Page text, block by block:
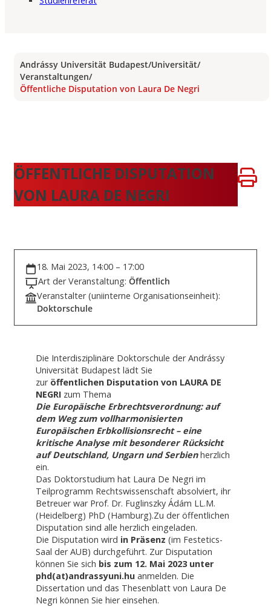
Andrássy Universität Budapest/Universität/
Veranstaltungen/
Öffentliche Disputation von Laura De Negri
ÖFFENTLICHE DISPUTATION
VON LAURA DE NEGRI
18. Mai 2023, 14:00 – 17:00
Art der Veranstaltung: Öffentlich
Veranstalter (uniinterne Organisationseinheit):
Doktorschule
Die Interdisziplinäre Doktorschule der Andrássy
Universität Budapest lädt Sie
zur öffentlichen Disputation von LAURA DE
NEGRIzum Thema
Die Europäische Erbrechtsverordnung: auf
dem Weg zum vollharmonisierten
Europäischen Erbkollisionsrecht – eine
kritische Analyse mit besonderer Rücksicht
auf Deutschland, Ungarn und Serbienherzlich
ein.
Das Doktorstudium hat Laura De Negri im
Teilprogramm Rechtswissenschaft absolviert, ihr
Betreuer war Prof. Dr. Fuglinszky Ádám LL.M.
(Heidelberg) PhD (Hamburg).Zu der öffentlichen
Disputation sind alle herzlich eingeladen.
Die Disputation wird in Präsenz (im Festetics-
Saal der AUB) durchgeführt. Zur Disputation
können Sie sich bis zum 12. Mai 2023 unter
phd(at)andrassyuni.huanmelden. Die
Dissertation und das Thesenblatt von Laura De
Negri können Sie hier einsehen.